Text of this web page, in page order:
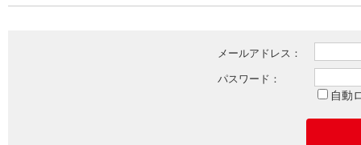
メールアドレス：
パスワード：
自動